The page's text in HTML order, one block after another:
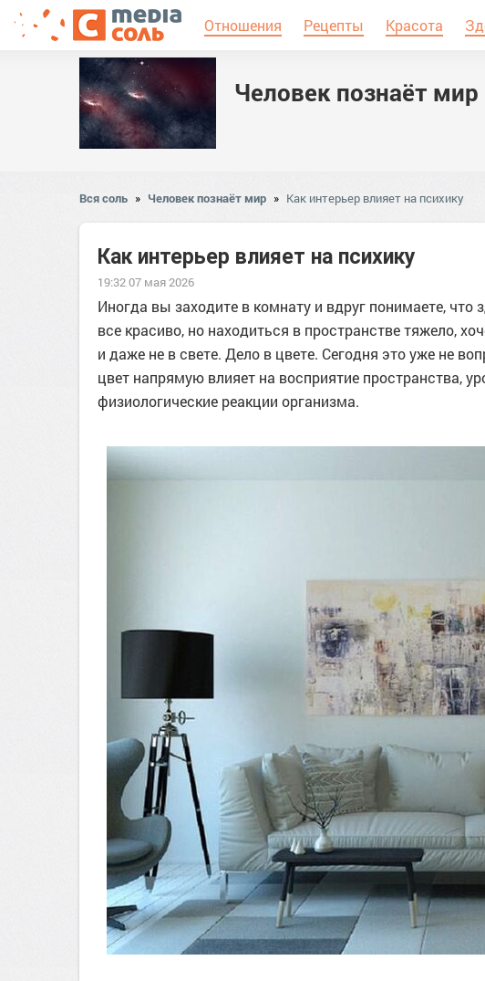
Отношения Рецепты Красота
Человек познаёт мир
Вся соль » Человек познаёт мир » Как интерьер влияет на психику
Как интерьер влияет на психику
19:32 07 мая 2026
Иногда вы заходите в комнату и вдруг понимаете, что
все красиво, но находиться в пространстве тяжело,
и даже не в свете. Дело в цвете. Сегодня это уже не
цвет напрямую влияет на восприятие пространства,
физиологические реакции организма.